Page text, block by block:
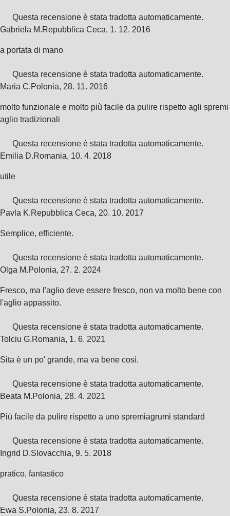
Questa recensione è stata tradotta automaticamente.
Gabriela M.Repubblica Ceca, 1. 12. 2016
a portata di mano
Questa recensione è stata tradotta automaticamente.
Maria C.Polonia, 28. 11. 2016
molto funzionale e molto più facile da pulire rispetto agli spremi
aglio tradizionali
Questa recensione è stata tradotta automaticamente.
Emilia D.Romania, 10. 4. 2018
utile
Questa recensione è stata tradotta automaticamente.
Pavla K.Repubblica Ceca, 20. 10. 2017
Semplice, efficiente.
Questa recensione è stata tradotta automaticamente.
Olga M.Polonia, 27. 2. 2024
Fresco, ma l'aglio deve essere fresco, non va molto bene con
l'aglio appassito.
Questa recensione è stata tradotta automaticamente.
Tolciu G.Romania, 1. 6. 2021
Sita è un po' grande, ma va bene così.
Questa recensione è stata tradotta automaticamente.
Beata M.Polonia, 28. 4. 2021
Più facile da pulire rispetto a uno spremiagrumi standard
Questa recensione è stata tradotta automaticamente.
Ingrid D.Slovacchia, 9. 5. 2018
pratico, fantastico
Questa recensione è stata tradotta automaticamente.
Ewa S.Polonia, 23. 8. 2017